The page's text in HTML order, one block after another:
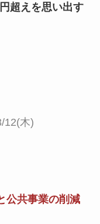
超えを思い出す
12(木)
公共事業の削減